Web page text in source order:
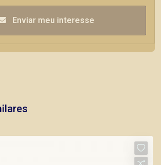
Enviar meu interesse